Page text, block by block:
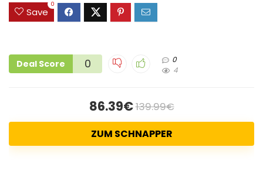
Save
0
Deal Score 0
0
4
86.39€139.99€
ZUM SCHNAPPER